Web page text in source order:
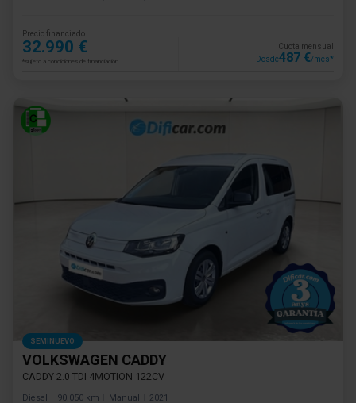
Precio financiado
32.990 €
*sujeto a condiciones de financiación
Cuota mensual
Desde487 €/mes*
SEMINUEVO
VOLKSWAGEN CADDY
CADDY 2.0 TDI 4MOTION 122CV
Diesel 90.050 km Manual 2021